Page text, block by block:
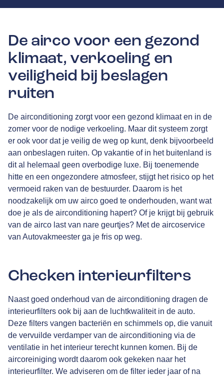
De airco voor een gezond
klimaat, verkoeling en
veiligheid bij beslagen
ruiten
De airconditioning zorgt voor een gezond klimaat en in de
zomer voor de nodige verkoeling. Maar dit systeem zorgt
er ook voor dat je veilig de weg op kunt, denk bijvoorbeeld
aan onbeslagen ruiten. Op vakantie of in het buitenland is
dit al helemaal geen overbodige luxe. Bij toenemende
hitte en een ongezondere atmosfeer, stijgt het risico op het
vermoeid raken van de bestuurder. Daarom is het
noodzakelijk om uw airco goed te onderhouden, want wat
doe je als de airconditioning hapert? Of je krijgt bij gebruik
van de airco last van nare geurtjes? Met de aircoservice
van Autovakmeester ga je fris op weg.
Checken interieurfilters
Naast goed onderhoud van de airconditioning dragen de
interieurfilters ook bij aan de luchtkwaliteit in de auto.
Deze filters vangen bacteriën en schimmels op, die vanuit
de vervuilde verdamper van de airconditioning via de
ventilatie in het interieur terecht kunnen komen. Bij de
aircoreiniging wordt daarom ook gekeken naar het
interieurfilter. We adviseren om de filter ieder jaar of na